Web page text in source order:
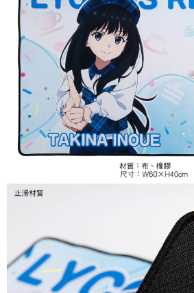
每筆NT$65，滿NT$1,300(含以上)免運費
付款後全家取貨
每筆NT$65，滿NT$1,300(含以上)免運費
(不開放使用，請勿選取）
每筆NT$9,999
7-11取貨付款
每筆NT$65，滿NT$1,300(含以上)免運費
每筆NT$65，滿NT$1,300(含以上)免運費
每筆NT$100，滿NT$1,300(含以上)免運費
宅配-離島(澎湖/金門/馬祖)-木棉花樂園專用
每筆NT$220